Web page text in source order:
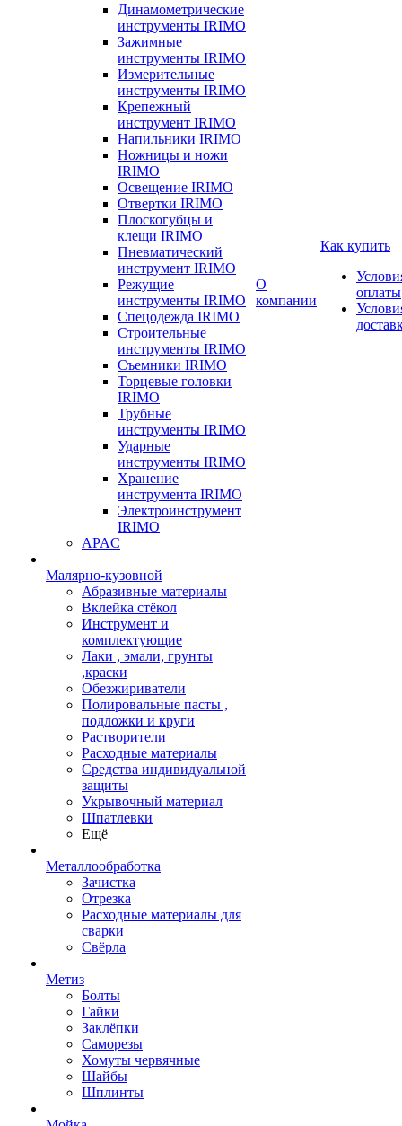
Динамометрические
инструменты IRIMO
Зажимные
инструменты IRIMO
Измерительные
инструменты IRIMO
Крепежный
инструмент IRIMO
Напильники IRIMO
Ножницы и ножи
IRIMO
Освещение IRIMO
Отвертки IRIMO
Плоскогубцы и
клещи IRIMO
Пневматический
инструмент IRIMO
Режущие
инструменты IRIMO
Спецодежда IRIMO
Строительные
инструменты IRIMO
Съемники IRIMO
Торцевые головки
IRIMO
Трубные
инструменты IRIMO
Ударные
инструменты IRIMO
Хранение
инструмента IRIMO
Электроинструмент
IRIMO
APAC
Малярно-кузовной
Абразивные материалы
Вклейка стёкол
Инструмент и
комплектующие
Лаки , эмали, грунты
,краски
Обезжириватели
Полировальные пасты ,
подложки и круги
Растворители
Расходные материалы
Средства индивидуальной
защиты
Укрывочный материал
Шпатлевки
Ещё
Металлообработка
Зачистка
Отрезка
Расходные материалы для
сварки
Свёрла
Метиз
Болты
Гайки
Заклёпки
Саморезы
Хомуты червячные
Шайбы
Шплинты
О
компании
Как купить
оплаты